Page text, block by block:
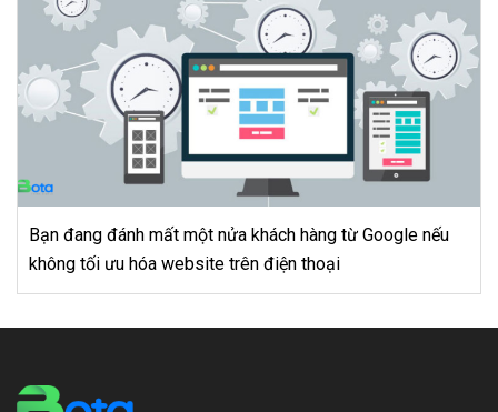
Google nếu
Tất tần tật về Super Seo – khóa học
Superman hoàn hảo